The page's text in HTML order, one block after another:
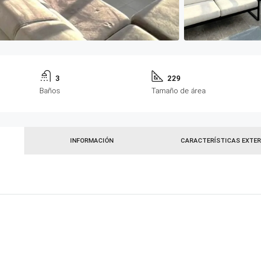
3
Baños
229
Tamaño de área
INFORMACIÓN CARACTERÍSTICAS